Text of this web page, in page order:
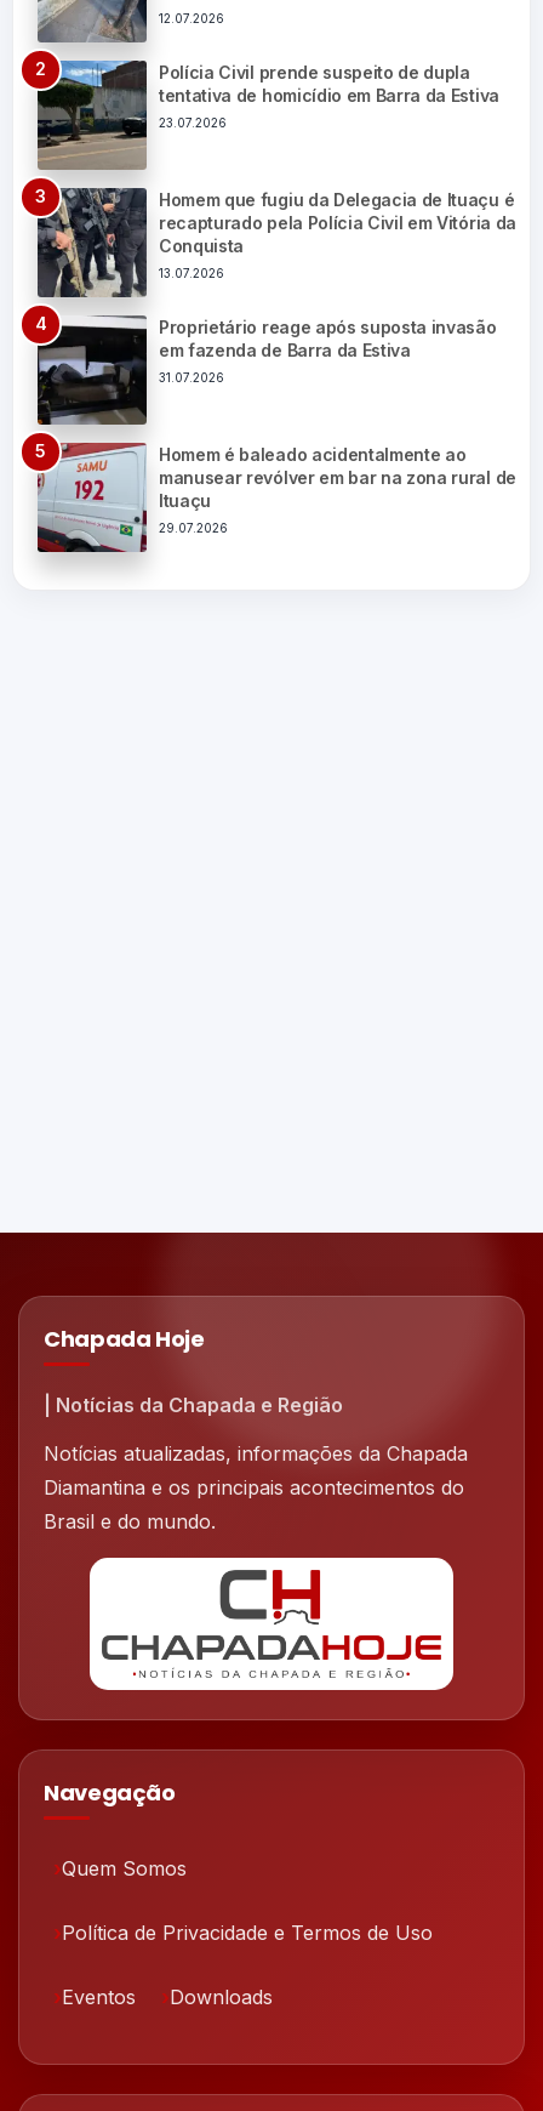
12.07.2026
Polícia Civil prende suspeito de dupla
tentativa de homicídio em Barra da Estiva
23.07.2026
Homem que fugiu da Delegacia de Ituaçu é
recapturado pela Polícia Civil em Vitória da
Conquista
13.07.2026
Proprietário reage após suposta invasão
em fazenda de Barra da Estiva
31.07.2026
Homem é baleado acidentalmente ao
manusear revólver em bar na zona rural de
Ituaçu
29.07.2026
Chapada Hoje
| Notícias da Chapada e Região
Notícias atualizadas, informações da Chapada
Diamantina e os principais acontecimentos do
Brasil e do mundo.
Navegação
Quem Somos
Política de Privacidade e Termos de Uso
Eventos Downloads